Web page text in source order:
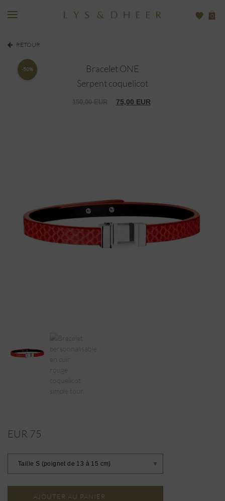
0
-50%
RETOUR
Bracelet ONE
Serpent coquelicot
75,00 EUR
EUR 75
Taille S (poignet de 13 à 15 cm) ▼
AJOUTER AU PANIER